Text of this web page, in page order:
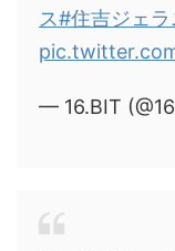
ス#住吉ジェ
— 16.BIT